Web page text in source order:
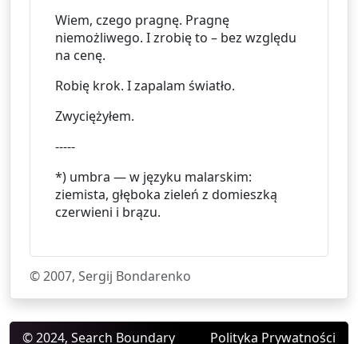
Wiem, czego pragnę. Pragnę
niemożliwego. I zrobię to – bez względu
na cenę.
Robię krok. I zapalam światło.
Zwyciężyłem.
-----
*) umbra — w języku malarskim:
ziemista, głęboka zieleń z domieszką
czerwieni i brązu.
© 2007, Sergij Bondarenko
© 2024, Search Boundary Polityka Prywatności